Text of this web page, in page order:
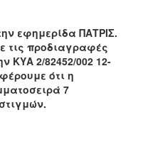
εφημερίδα ΠΑΤΡΙΣ.
τις προδιαγραφές
ΚΥΑ 2/82452/002 12-
ότι η
7